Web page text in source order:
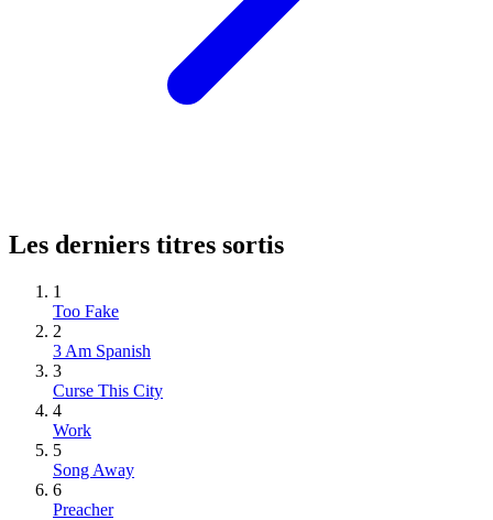
Les derniers titres sortis
1
Too Fake
2
3 Am Spanish
3
Curse This City
4
Work
5
Song Away
6
Preacher